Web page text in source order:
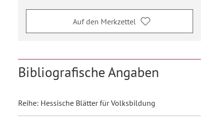
Auf den Merkzettel
Bibliografische Angaben
Reihe: Hessische Blätter für Volksbildung